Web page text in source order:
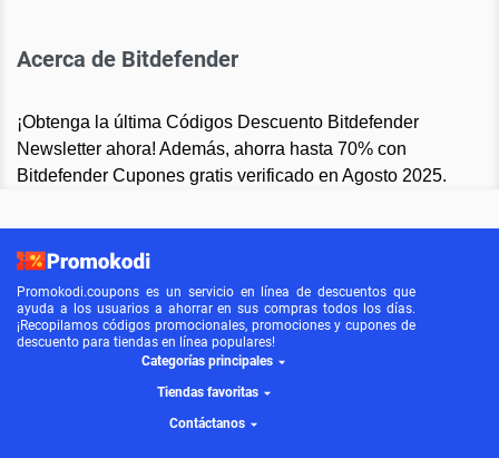
Acerca de Bitdefender
¡Obtenga la última Códigos Descuento Bitdefender
Newsletter ahora! Además, ahorra hasta 70% con
Bitdefender Cupones gratis verificado en Agosto 2025.
Promokodi.coupons es un servicio en línea de descuentos que
ayuda a los usuarios a ahorrar en sus compras todos los días.
¡Recopilamos códigos promocionales, promociones y cupones de
descuento para tiendas en línea populares!
Categorías principales
Tiendas favoritas
Contáctanos